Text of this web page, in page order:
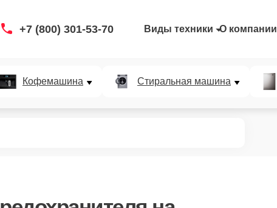
+7 (800) 301-53-70 Виды техники О компании
Кофемашина Стиральная машина